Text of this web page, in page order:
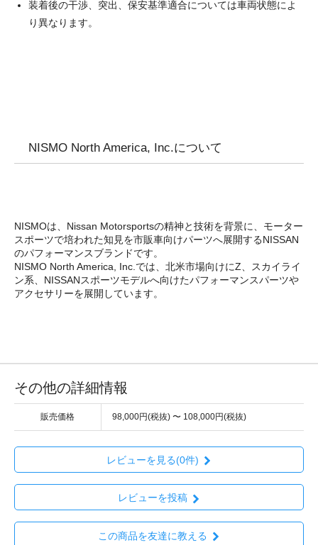
装着後の干渉、突出、保安基準適合については車両状態によ
り異なります。
NISMO North America, Inc.について
NISMOは、Nissan Motorsportsの精神と技術を背景に、モーター
スポーツで培われた知見を市販車向けパーツへ展開するNISSAN
のパフォーマンスブランドです。
NISMO North America, Inc.では、北米市場向けにZ、スカイライ
ン系、NISSANスポーツモデルへ向けたパフォーマンスパーツや
アクセサリーを展開しています。
その他の詳細情報
販売価格 98,000円(税抜) 〜 108,000円(税抜)
レビューを見る(0件)
レビューを投稿
この商品を友達に教える